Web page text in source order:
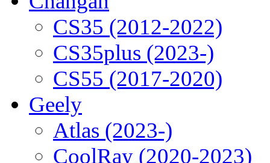
CS35 (2012-2022)
CS35plus (2023-)
CS55 (2017-2020)
Geely
Atlas (2023-)
CoolRay (2020-2023)